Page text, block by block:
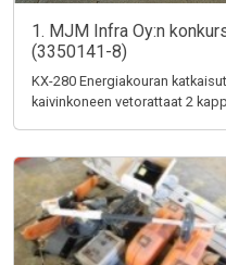
1. MJM Infra Oy:n
(3350141-8)
KX-280 Energiakouran
kaivinkoneen vetorattaat 2